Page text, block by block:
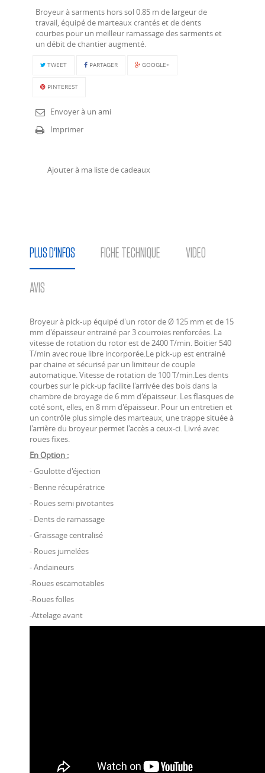
Broyeur à sarments hors sol 0.85 m de largeur de
travail, équipé de marteaux crantés et de dents
courbes pour un meilleur ramassage des sarments et
un débit de chantier augmenté.
TWEET PARTAGER GOOGLE+
PINTEREST
Envoyer à un ami
Imprimer
Ajouter à ma liste de cadeaux
PLUS D'INFOS FICHE TECHNIQUE VIDEO
AVIS
Broyeur à pick-up équipé d'un rotor de Ø 125 mm et de 15
mm d'épaisseur entrainé par 3 courroies renforcées. La
vitesse de rotation du rotor est de 2400 T/min. Boitier 540
T/min avec roue libre incorporée.Le pick-up est entrainé
par chaine et sécurisé par un limiteur de couple
automatique. Vitesse de rotation de 100 T/min.Les dents
courbes sur le pick-up facilite l'arrivée des bois dans la
chambre de broyage de 6 mm d'épaisseur. Les flasques de
coté sont, elles, en 8 mm d'épaisseur. Pour un entretien et
un contrôle plus simple des marteaux, une trappe située à
l'arrière du broyeur permet l'accès a ceux-ci. Livré avec
roues fixes.
En Option :
- Goulotte d'éjection
- Benne récupératrice
- Roues semi pivotantes
- Dents de ramassage
- Graissage centralisé
- Roues jumelées
- Andaineurs
-Roues escamotables
-Roues folles
-Attelage avant